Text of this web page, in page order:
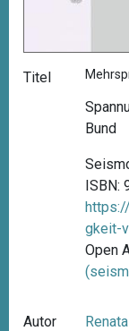
Titel
Bund
ISBN:
gkeit-
Open
Autor